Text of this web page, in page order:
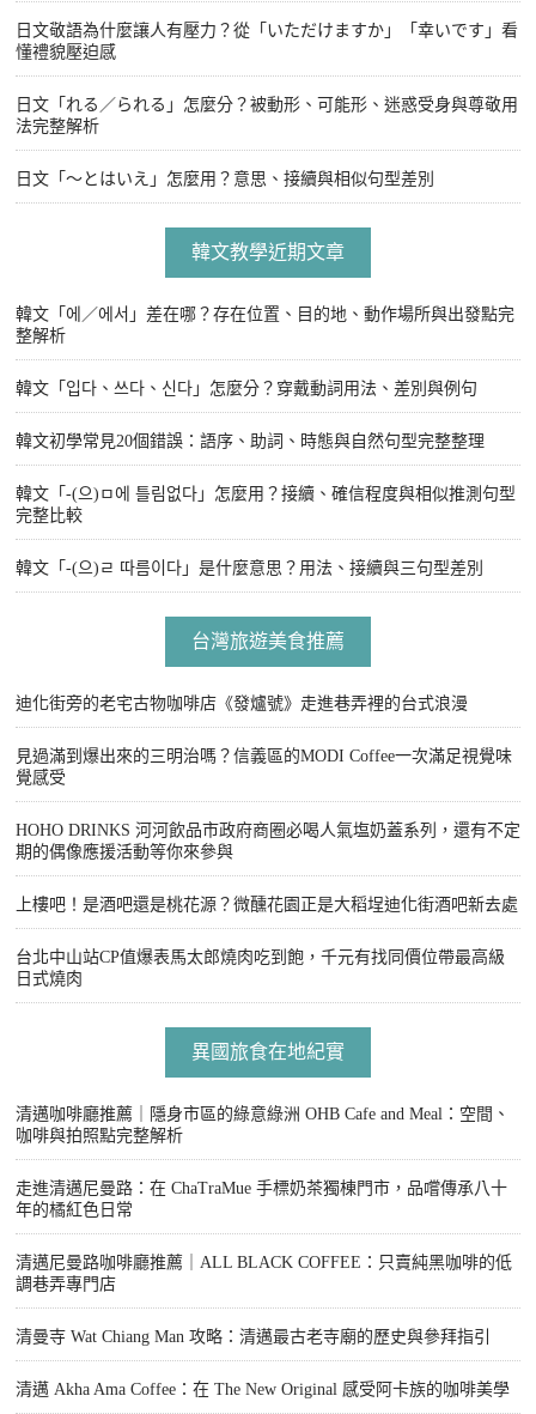
日文敬語為什麼讓人有壓力？從「いただけますか」「幸いです」看
懂禮貌壓迫感
日文「れる／られる」怎麼分？被動形、可能形、迷惑受身與尊敬用
法完整解析
日文「〜とはいえ」怎麼用？意思、接續與相似句型差別
韓文教學近期文章
韓文「에／에서」差在哪？存在位置、目的地、動作場所與出發點完
整解析
韓文「입다、쓰다、신다」怎麼分？穿戴動詞用法、差別與例句
韓文初學常見20個錯誤：語序、助詞、時態與自然句型完整整理
韓文「-(으)ㅁ에 틀림없다」怎麼用？接續、確信程度與相似推測句型
完整比較
韓文「-(으)ㄹ 따름이다」是什麼意思？用法、接續與三句型差別
台灣旅遊美食推薦
迪化街旁的老宅古物咖啡店《發爐號》走進巷弄裡的台式浪漫
見過滿到爆出來的三明治嗎？信義區的MODI Coffee一次滿足視覺味
覺感受
HOHO DRINKS 河河飲品市政府商圈必喝人氣塩奶蓋系列，還有不定
期的偶像應援活動等你來參與
上樓吧！是酒吧還是桃花源？微醺花園正是大稻埕迪化街酒吧新去處
台北中山站CP值爆表馬太郎燒肉吃到飽，千元有找同價位帶最高級
日式燒肉
異國旅食在地紀實
清邁咖啡廳推薦｜隱身市區的綠意綠洲 OHB Cafe and Meal：空間、
咖啡與拍照點完整解析
走進清邁尼曼路：在 ChaTraMue 手標奶茶獨棟門市，品嚐傳承八十
年的橘紅色日常
清邁尼曼路咖啡廳推薦｜ALL BLACK COFFEE：只賣純黑咖啡的低
調巷弄專門店
清曼寺 Wat Chiang Man 攻略：清邁最古老寺廟的歷史與參拜指引
清邁 Akha Ama Coffee：在 The New Original 感受阿卡族的咖啡美學